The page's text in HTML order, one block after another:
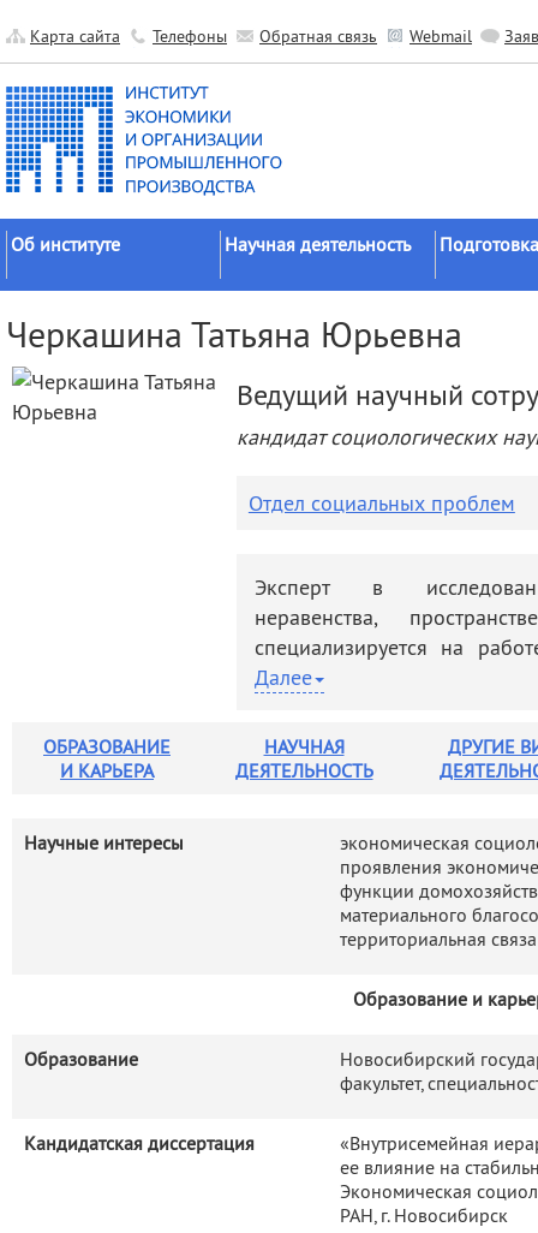
Карта сайта Телефоны Обратная связь Webmail
Об институте
Официальные документы
История
Руководство
Научная деятельность
исследований
Прикладные разработки
Гранты
Экспедиции
Публикации
советы
Черкашина Татьяна Юрьевна
Ведущий научный
кандидат социологических
Отдел социальных проблем
Эксперт в
неравенства,
специализируется на
домашних хозяйств.
нефинансового
современной России,
кредитования
стимулирования
использованию в
государственном
инструментам,
государства по
официальное «поле» и
Разработана методика
домохозяйств по
методики показала, что
Далее
ОБРАЗОВАНИЕ
И КАРЬЕРА
НАУЧНАЯ
ДЕЯТЕЛЬНОСТЬ
ДРУГИЕ
Научные интересы
экономическая
проявления
функции
материального
территориальная
Образование и
Образование
Новосибирский
факультет,
Кандидатская диссертация
«Внутрисемейная
ее влияние на
Экономическая
РАН, г. Новосибирск